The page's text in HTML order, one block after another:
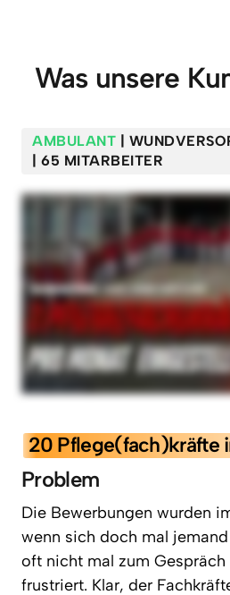
Was unsere
AMBULANT |
| 65 MITARBEITER
20 Pflege(fach)kräfte
Problem
Die Bewerbungen wurden
wenn sich doch mal jemand
oft nicht mal zum Gespräch
frustriert. Klar, der